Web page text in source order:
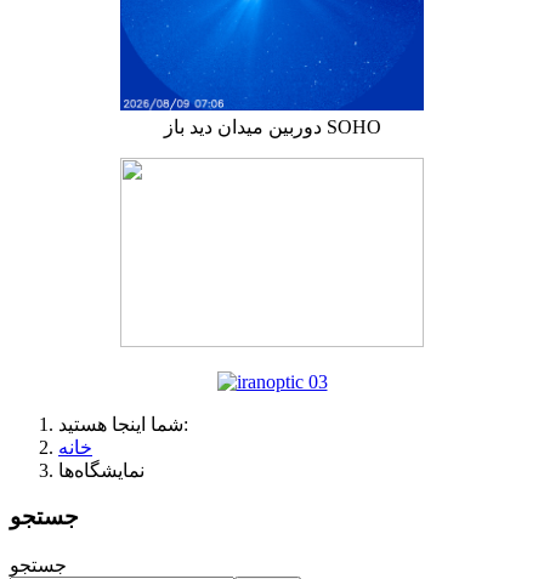
دوربین میدان دید باز SOHO
شما اینجا هستید:
خانه
نمایشگاه‌ها
جستجو
جستجو